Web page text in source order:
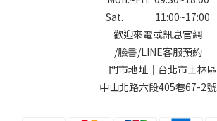
Sat. 11:00~17:00
歡迎來電或訊息官網
/臉書/LINE客服預約
｜門市地址｜台北市士林區
中山北路六段405巷67-2號